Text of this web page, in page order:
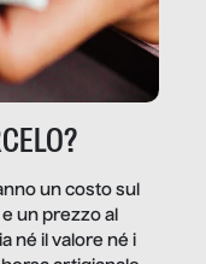
un costo sul
un prezzo al
né il valore né i